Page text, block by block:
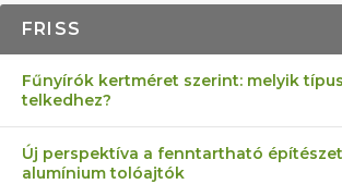
FRISS
Fűnyírók kertméret szerint: melyik
telkedhez?
Új perspektíva a fenntartható
alumínium tolóajtók